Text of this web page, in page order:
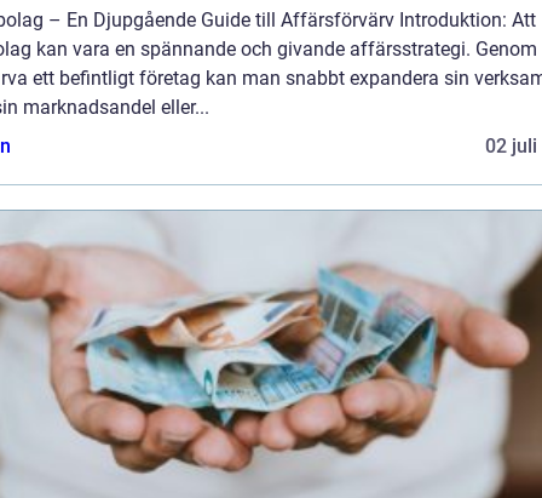
– En Djupgående Guide till Affärsförvärv Introduktion: Att
kan vara en spännande och givande affärsstrategi.
ett befintligt företag kan man snabbt expandera sin
marknadsandel eller...
02 juli